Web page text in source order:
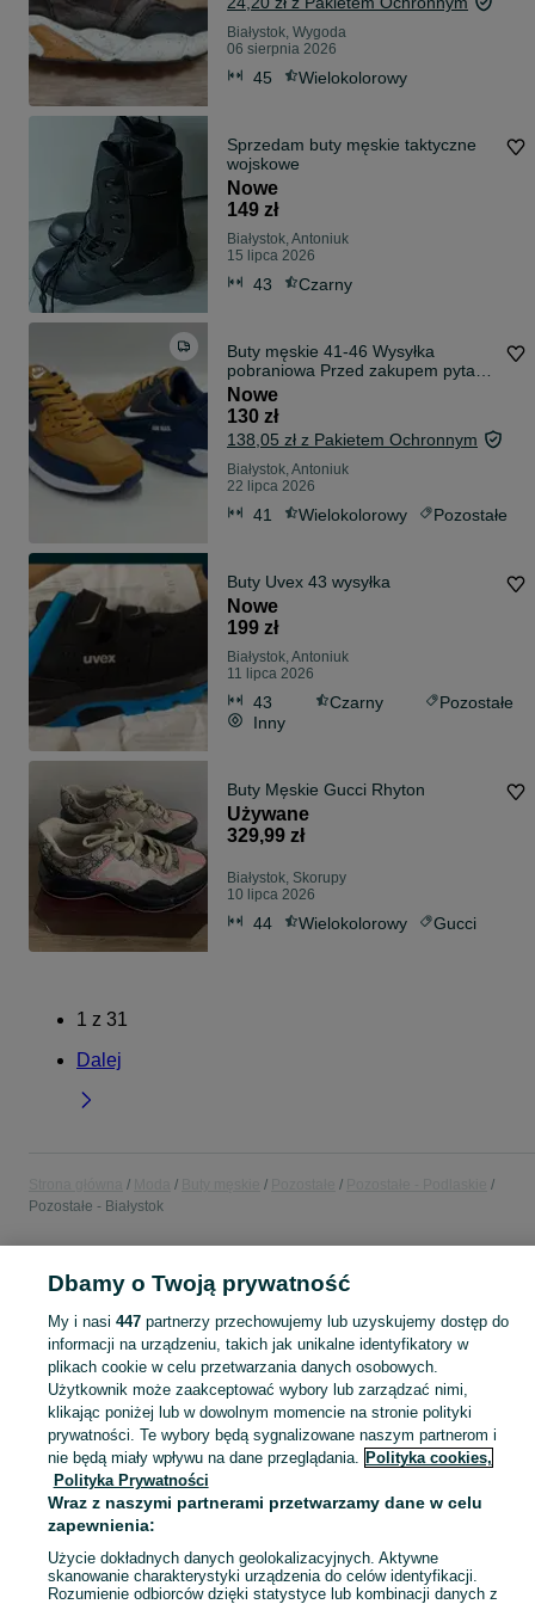
Białystok, Wygoda
06 sierpnia 2026
45 Wielokolorowy
Sprzedam buty męskie taktyczne
wojskowe
Nowe
149 zł
Białystok, Antoniuk
15 lipca 2026
43 Czarny
Buty męskie 41-46 Wysyłka
pobraniowa Przed zakupem pytać
o dostępnoś
Nowe
130 zł
138,05 zł z Pakietem Ochronnym
Białystok, Antoniuk
22 lipca 2026
41 Wielokolorowy Pozostałe
Buty Uvex 43 wysyłka
Nowe
199 zł
Białystok, Antoniuk
11 lipca 2026
43 Czarny
Pozostałe
Inny
Buty Męskie Gucci Rhyton
Używane
329,99 zł
Białystok, Skorupy
10 lipca 2026
44 Wielokolorowy Gucci
1 z 31
Dalej
Pozostałe - Białystok
KATEGORIA
Sprzedaż pozostałych butów męskich Białystok ▶️ różne style, fasony i okazje ✅ Nowe i używane w atrakcyjnych cenach ✌ Znajdź oferty na OLX.pl! Zobacz
Mapa kategorii
Mapa miejscowości
Mapa ministron
Popularne wyszukiwania
Dbamy o Twoją prywatność
My i nasi 447partnerzy przechowujemy lub uzyskujemy dostęp do
informacji na urządzeniu, takich jak unikalne identyfikatory w
plikach cookie w celu przetwarzania danych osobowych.
Użytkownik może zaakceptować wybory lub zarządzać nimi,
klikając poniżej lub w dowolnym momencie na stronie polityki
prywatności. Te wybory będą sygnalizowane naszym partnerom i
nie będą miały wpływu na dane przeglądania. Polityka cookies,
Polityka Prywatności
Wraz z naszymi partnerami przetwarzamy dane w celu
zapewnienia:
Użycie dokładnych danych geolokalizacyjnych. Aktywne
skanowanie charakterystyki urządzenia do celów identyfikacji.
Rozumienie odbiorców dzięki statystyce lub kombinacji danych z